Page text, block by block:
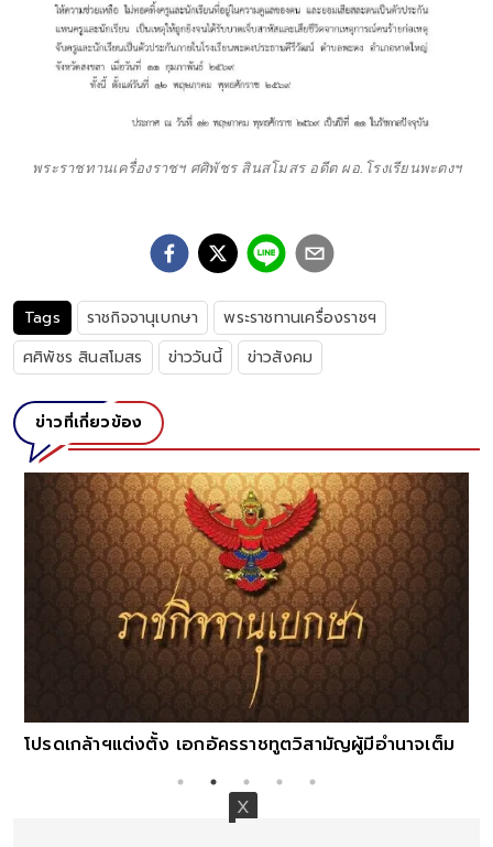
พระราชทานเครื่องราชฯ ศศิพัชร สินสโมสร อดีต ผอ.โรงเรียนพะตงฯ
Tags ราชกิจจานุเบกษา
พระราชทานเครื่องราชฯ
ศศิพัชร สินสโมสร
ข่าววันนี้ ข่าวสังคม
ข่าวที่เกี่ยวข้อง
โปรดเกล้าฯแต่งตั้ง เอกอัครราชทูตวิสามัญผู้มีอำนาจเต็ม